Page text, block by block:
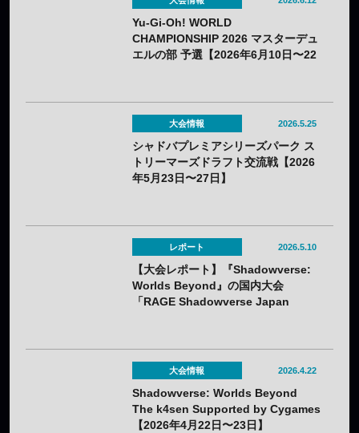
Yu-Gi-Oh! WORLD
CHAMPIONSHIP 2026 マスターデュ
エルの部 予選【2026年6月10日〜22
大会情報 2026.5.25
シャドバプレミアシリーズパーク ス
トリーマーズドラフト交流戦【2026
年5月23日〜27日】
レポート 2026.5.10
【大会レポート】『Shadowverse:
Worlds Beyond』の国内大会
「RAGE Shadowverse Japan
大会情報 2026.4.22
Shadowverse: Worlds Beyond
The k4sen Supported by Cygames
【2026年4月22日〜23日】